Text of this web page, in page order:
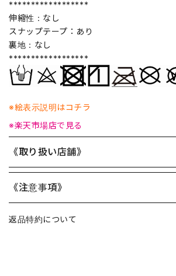
******************
伸縮性：なし
スナップテープ：あり
裏地：なし
******************
※絵表示説明はコチラ
※楽天市場店で見る
《取り扱い店舗》
《注意事項》
返品特約について